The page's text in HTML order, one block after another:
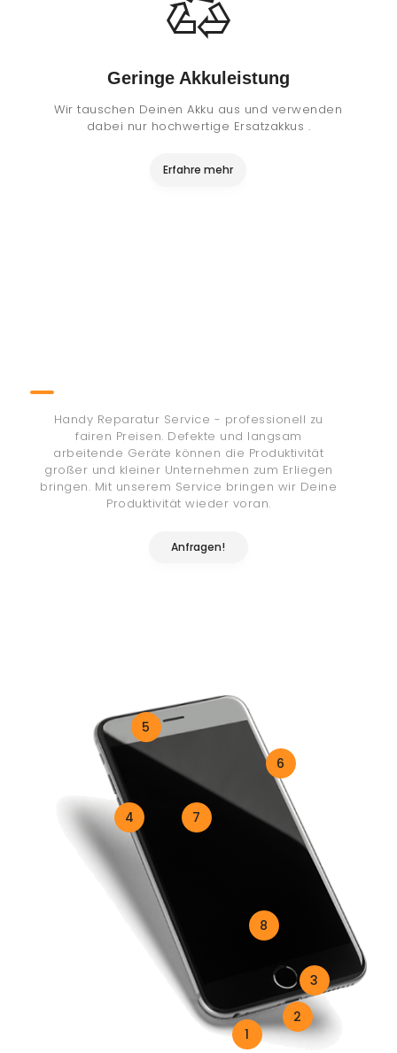
Geringe Akkuleistung
Wir tauschen Deinen Akku aus und verwenden
dabei nur hochwertige Ersatzakkus .
Erfahre mehr
Handy Reparatur Service - professionell zu
fairen Preisen. Defekte und langsam
arbeitende Geräte können die Produktivität
großer und kleiner Unternehmen zum Erliegen
bringen. Mit unserem Service bringen wir Deine
Produktivität wieder voran.
Anfragen!
1
2
3
4
5
6
7
8